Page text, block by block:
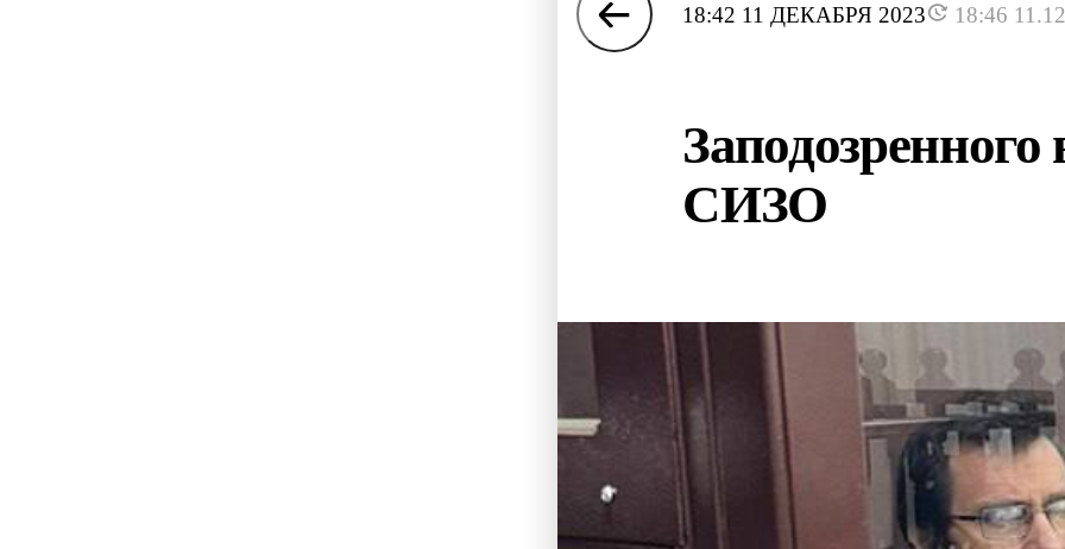
18:42 11 ДЕКАБРЯ 2023 18:46
Заподозренного
СИЗО